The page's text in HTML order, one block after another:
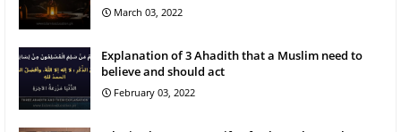
March 03, 2022
Explanation of 3 Ahadith that a Muslim need to
believe and should act
February 03, 2022